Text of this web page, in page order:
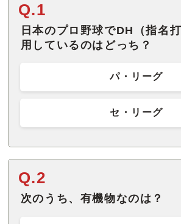
Q.1
日本のプロ野球でDH（指名
用しているのはどっち？
パ・リーグ
セ・リーグ
Q.2
次のうち、有機物なのは？